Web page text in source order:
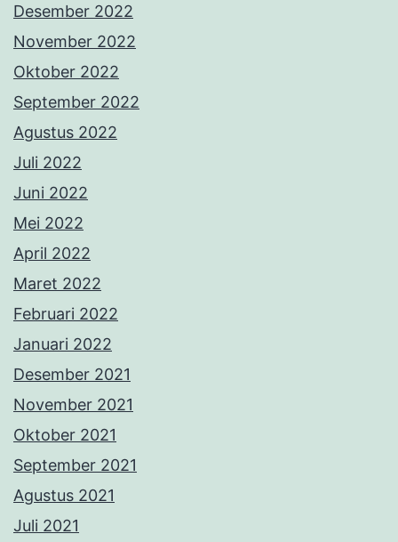
Desember 2022
November 2022
Oktober 2022
September 2022
Agustus 2022
Juli 2022
Juni 2022
Mei 2022
April 2022
Maret 2022
Februari 2022
Januari 2022
Desember 2021
November 2021
Oktober 2021
September 2021
Agustus 2021
Juli 2021